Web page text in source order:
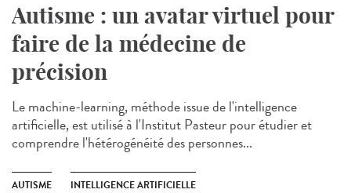
Autisme : un avatar virtuel pour
faire de la médecine de
précision
Le machine-learning, méthode issue de l'intelligence
artificielle, est utilisé à l'Institut Pasteur pour étudier et
comprendre l'hétérogénéité des personnes...
AUTISME INTELLIGENCE ARTIFICIELLE